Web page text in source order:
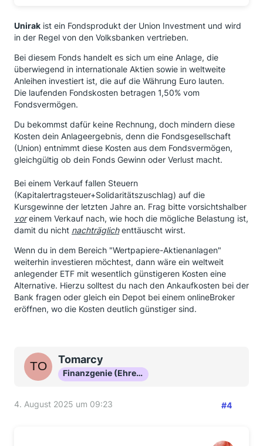
ca. 2% betragen.
Kann das einer hier im Forum bestätigen?
Mal angenommen der Wert des Fonds beträgt im
Moment ca. 50000 Euro
Dann wären das ja 1000 Euro jährlich an Kosten.
Ist das korrekt?
Das wäre ja verdammt viel Geld.
Überlege alles zu verkaufen.
Unirak ist ein Fondsprodukt der Union Investment und wird
in der Regel von den Volksbanken vertrieben.
Bei diesem Fonds handelt es sich um eine Anlage, die
überwiegend in internationale Aktien sowie in weltweite
Anleihen investiert ist, die auf die Währung Euro lauten.
Die laufenden Fondskosten betragen 1,50% vom
Fondsvermögen.
Du bekommst dafür keine Rechnung, doch mindern diese
Kosten dein Anlageergebnis, denn die Fondsgesellschaft
(Union) entnimmt diese Kosten aus dem Fondsvermögen,
gleichgültig ob dein Fonds Gewinn oder Verlust macht.
Bei einem Verkauf fallen Steuern
(Kapitalertragsteuer+Solidaritätszuschlag) auf die
Kursgewinne der letzten Jahre an. Frag bitte vorsichtshalber
voreinem Verkauf nach, wie hoch die mögliche Belastung ist,
damit du nicht nachträglichenttäuscht wirst.
Wenn du in dem Bereich "Wertpapiere-Aktienanlagen"
weiterhin investieren möchtest, dann wäre ein weltweit
anlegender ETF mit wesentlich günstigeren Kosten eine
Alternative. Hierzu solltest du nach den Ankaufkosten bei der
Bank fragen oder gleich ein Depot bei einem onlineBroker
eröffnen, wo die Kosten deutlich günstiger sind.
Tomarcy
Finanzgenie (Ehrenmitglied)
4. August 2025 um 09:23 #4